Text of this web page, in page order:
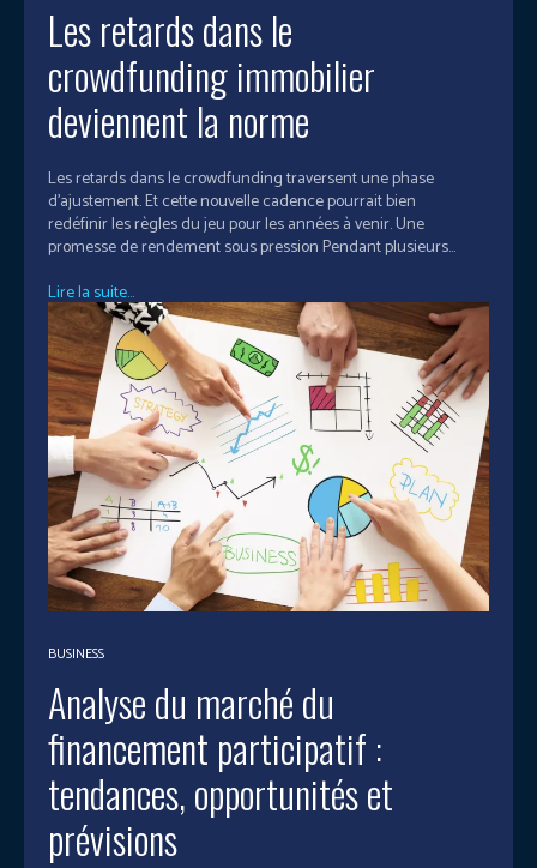
Les retards dans le
crowdfunding immobilier
deviennent la norme
Les retards dans le crowdfunding traversent une phase
d’ajustement. Et cette nouvelle cadence pourrait bien
redéfinir les règles du jeu pour les années à venir. Une
promesse de rendement sous pression Pendant plusieurs...
Lire la suite...
BUSINESS
Analyse du marché du
financement participatif :
tendances, opportunités et
prévisions